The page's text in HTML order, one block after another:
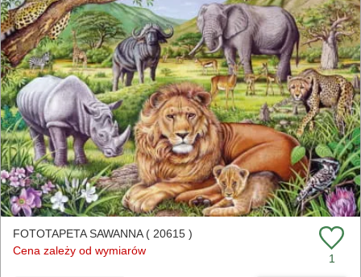
FOTOTAPETA SAWANNA ( 20615 )
Cena zależy od wymiarów
1